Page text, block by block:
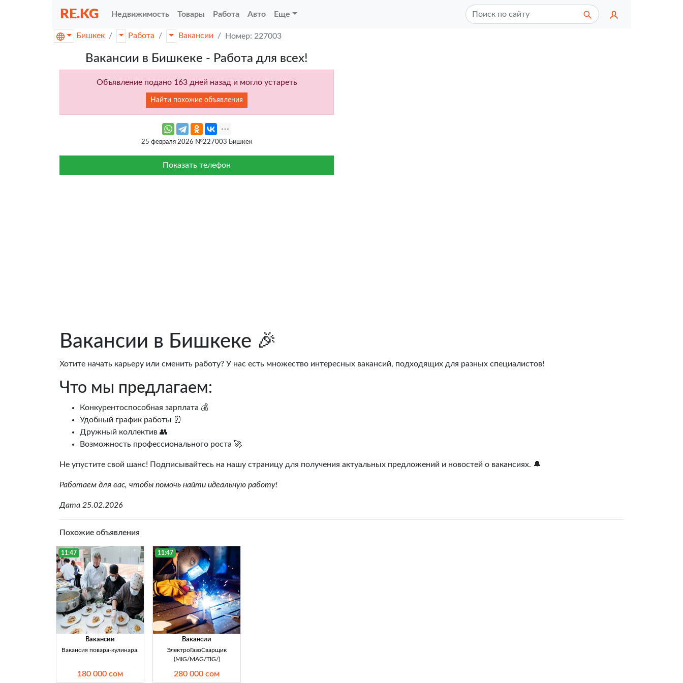
RE.KG Недвижимость Товары Работа Авто Еще
Бишкек Работа Вакансии Номер: 227003
Вакансии в Бишкеке - Работа для всех!
Объявление подано 163 дней назад и могло устареть
Найти похожие объявления
25 февраля 2026 №227003 Бишкек
Показать телефон
Вакансии в Бишкеке 🎉
Хотите начать карьеру или сменить работу? У нас есть множество интересных вакансий, подходящих для разных специалистов!
Что мы предлагаем:
Конкурентоспособная зарплата 💰
Удобный график работы ⏰
Дружный коллектив 👥
Возможность профессионального роста 🚀
Не упустите свой шанс! Подписывайтесь на нашу страницу для получения актуальных предложений и новостей о вакансиях. 🔔
Работаем для вас, чтобы помочь найти идеальную работу!
Дата 25.02.2026
Похожие объявления
11:47
Вакансии
Вакансия повара-кулинара.
180 000 сом
11:47
Вакансии
ЭлектроГазоСварщик
(MIG/MAG/TIG/)
280 000 сом